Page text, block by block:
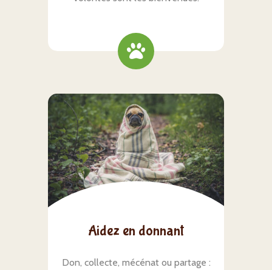
Aidez en donnant
Don, collecte, mécénat ou partage :